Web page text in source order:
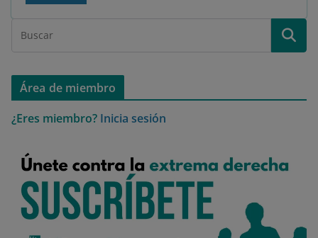
Área de miembro
¿Eres miembro? Inicia sesión